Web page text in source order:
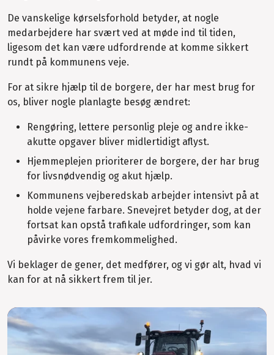
De vanskelige kørselsforhold betyder, at nogle
medarbejdere har svært ved at møde ind til tiden,
ligesom det kan være udfordrende at komme sikkert
rundt på kommunens veje.
For at sikre hjælp til de borgere, der har mest brug for
os, bliver nogle planlagte besøg ændret:
Rengøring, lettere personlig pleje og andre ikke-
akutte opgaver bliver midlertidigt aflyst.
Hjemmeplejen prioriterer de borgere, der har brug
for livsnødvendig og akut hjælp.
Kommunens vejberedskab arbejder intensivt på at
holde vejene farbare. Snevejret betyder dog, at der
fortsat kan opstå trafikale udfordringer, som kan
påvirke vores fremkommelighed.
Vi beklager de gener, det medfører, og vi gør alt, hvad vi
kan for at nå sikkert frem til jer.